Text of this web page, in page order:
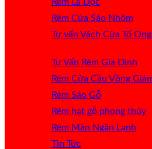
Rèm Cửa Sáo Nhôm
Tư vấn Vách Cửa Tổ Ong
Tư Vấn Rèm Gia Đình
Rèm Cửa Cầu Vồng
Rèm Sáo Gỗ
Rèm hạt gỗ phong thủy
Rèm Màn Ngăn Lạnh
Tin Tức